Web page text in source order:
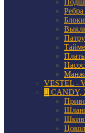
Ребра
VESTEL -
CANDY,